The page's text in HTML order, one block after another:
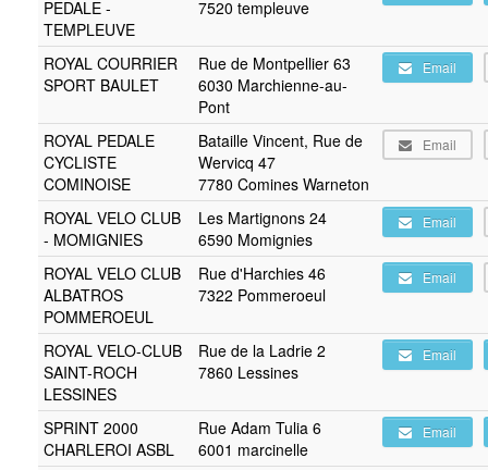
PEDALE -
TEMPLEUVE
7520 templeuve
ROYAL COURRIER
SPORT BAULET
Rue de Montpellier 63
6030 Marchienne-au-
Pont
Email
ROYAL PEDALE
CYCLISTE
COMINOISE
Bataille Vincent, Rue de
Wervicq 47
7780 Comines Warneton
Email
ROYAL VELO CLUB
- MOMIGNIES
Les Martignons 24
6590 Momignies
Email
ROYAL VELO CLUB
ALBATROS
POMMEROEUL
Rue d'Harchies 46
7322 Pommeroeul
Email
ROYAL VELO-CLUB
SAINT-ROCH
LESSINES
Rue de la Ladrie 2
7860 Lessines
Email
SPRINT 2000
CHARLEROI ASBL
Rue Adam Tulia 6
6001 marcinelle
Email